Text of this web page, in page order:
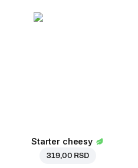
Starter cheesy
319,00 RSD